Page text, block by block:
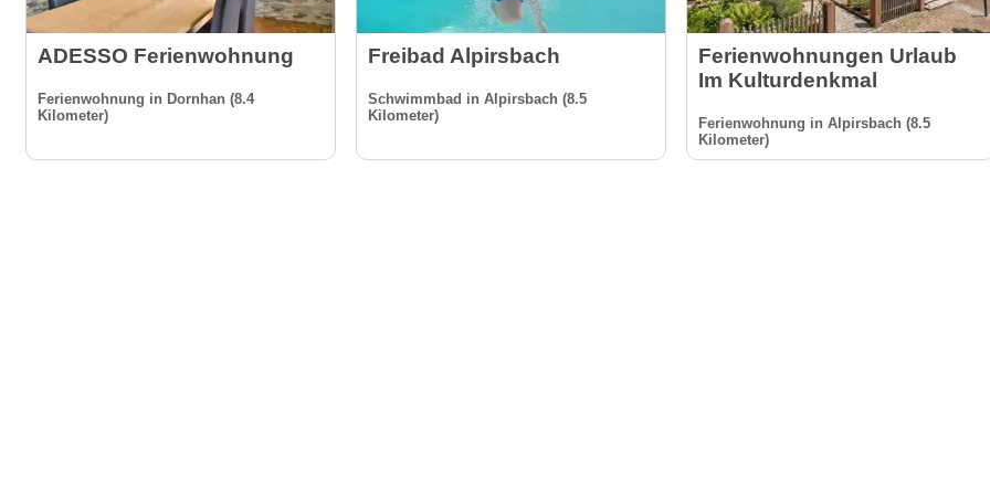
ADESSO Ferienwohnung
Ferienwohnung in Dornhan (8.4
Kilometer)
Freibad Alpirsbach
Schwimmbad in Alpirsbach (8.5
Kilometer)
Ferienwohnungen Urlaub
Im Kulturdenkmal
Ferienwohnung in Alpirsbach (8.5
Kilometer)